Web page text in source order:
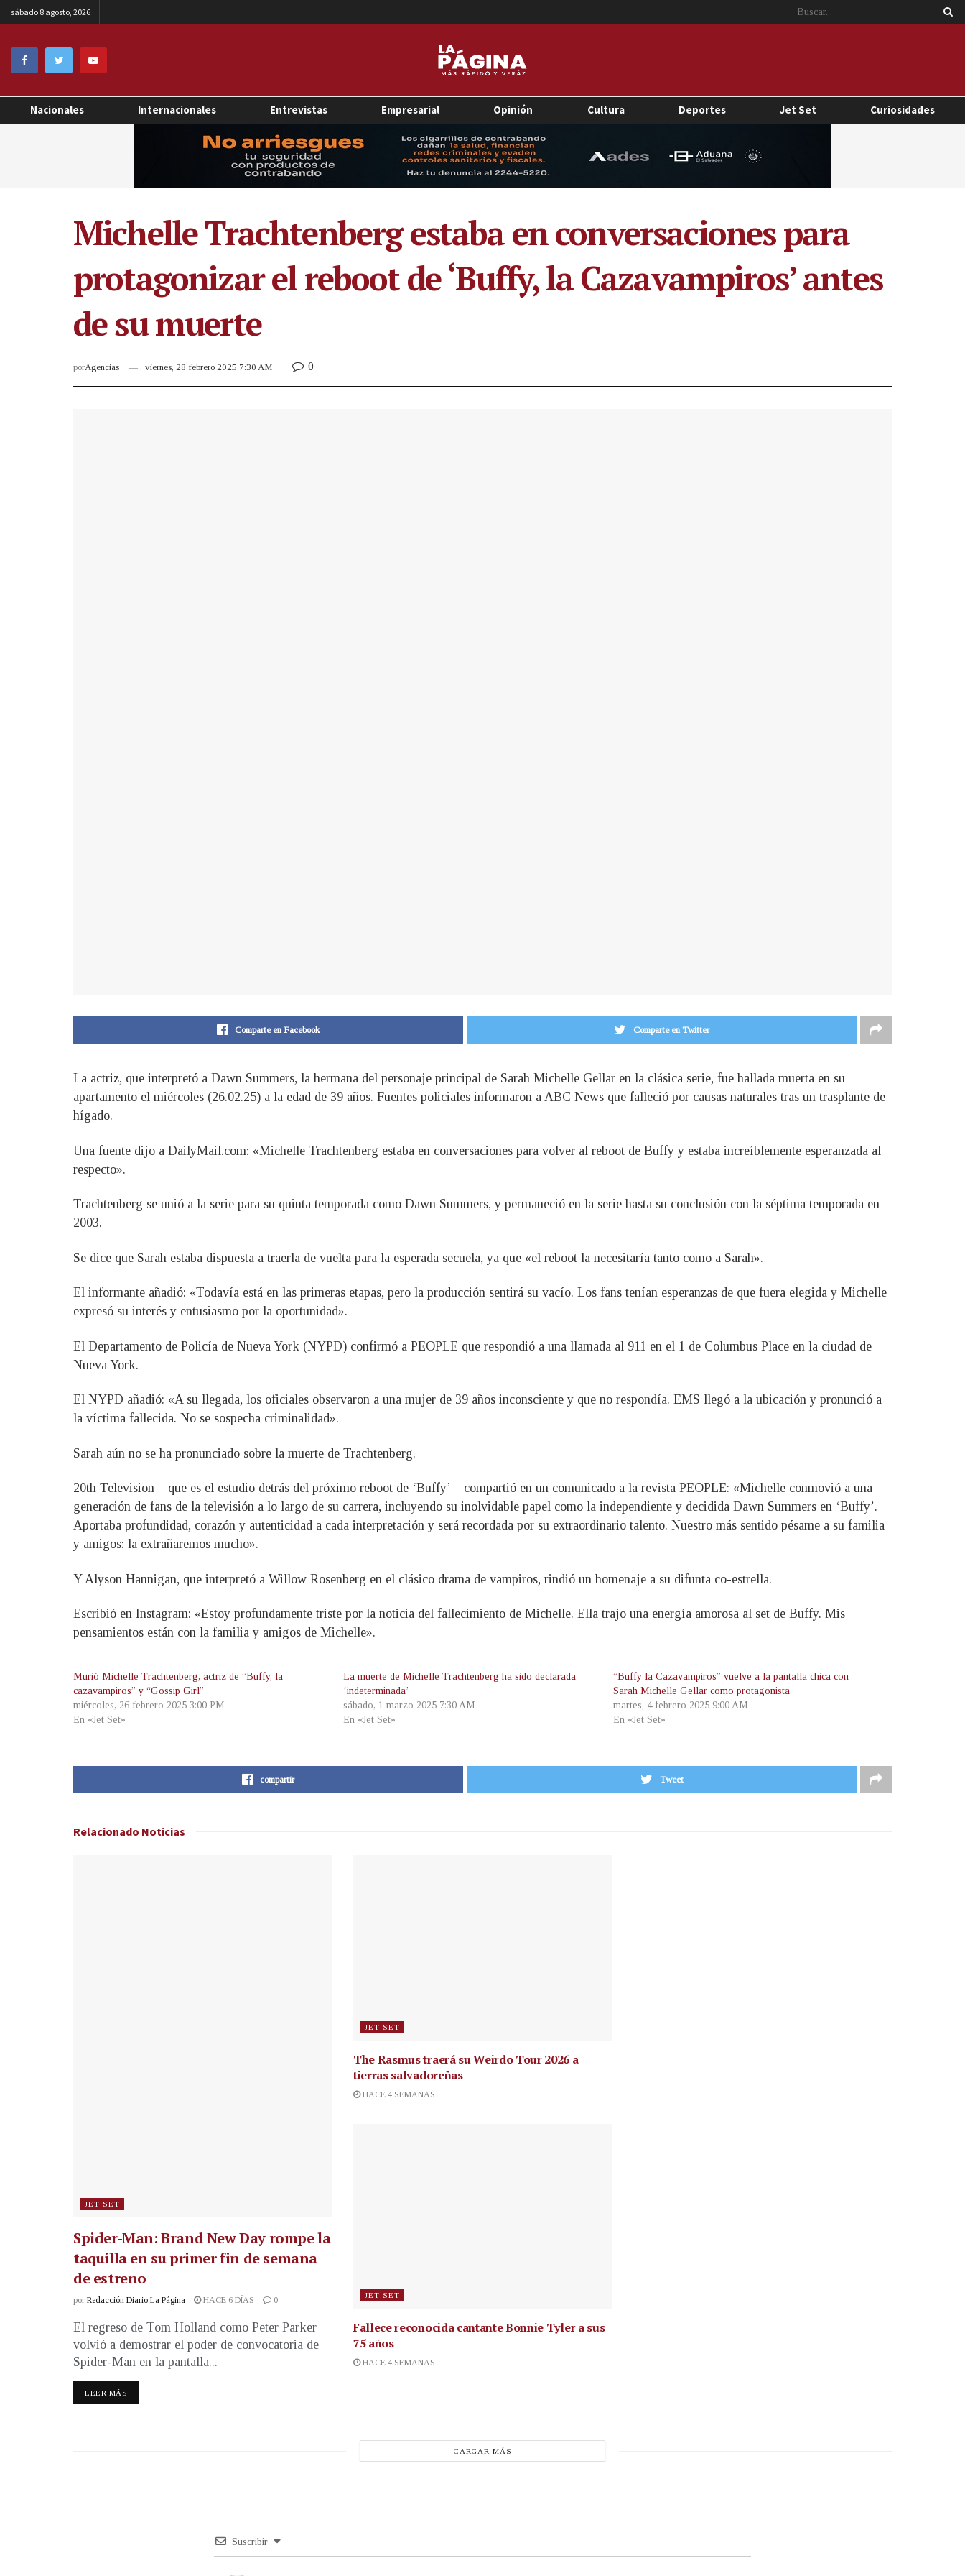
sábado 8 agosto, 2026
Nacionales Internacionales Entrevistas Empresarial Opinión Cultura Deportes Jet Set Curiosidades
Michelle Trachtenberg estaba en conversaciones para
protagonizar el reboot de ‘Buffy, la Cazavampiros’ antes
de su muerte
porAgencias viernes, 28 febrero 2025 7:30 AM 0
Comparte en Facebook Comparte en Twitter
La actriz, que interpretó a Dawn Summers, la hermana del personaje principal de Sarah Michelle Gellar en la clásica serie, fue hallada muerta en su
apartamento el miércoles (26.02.25) a la edad de 39 años. Fuentes policiales informaron a ABC News que falleció por causas naturales tras un trasplante de
hígado.
Una fuente dijo a DailyMail.com: «Michelle Trachtenberg estaba en conversaciones para volver al reboot de Buffy y estaba increíblemente esperanzada al
respecto».
Trachtenberg se unió a la serie para su quinta temporada como Dawn Summers, y permaneció en la serie hasta su conclusión con la séptima temporada en
2003.
Se dice que Sarah estaba dispuesta a traerla de vuelta para la esperada secuela, ya que «el reboot la necesitaría tanto como a Sarah».
El informante añadió: «Todavía está en las primeras etapas, pero la producción sentirá su vacío. Los fans tenían esperanzas de que fuera elegida y Michelle
expresó su interés y entusiasmo por la oportunidad».
El Departamento de Policía de Nueva York (NYPD) confirmó a PEOPLE que respondió a una llamada al 911 en el 1 de Columbus Place en la ciudad de
Nueva York.
El NYPD añadió: «A su llegada, los oficiales observaron a una mujer de 39 años inconsciente y que no respondía. EMS llegó a la ubicación y pronunció a
la víctima fallecida. No se sospecha criminalidad».
Sarah aún no se ha pronunciado sobre la muerte de Trachtenberg.
20th Television – que es el estudio detrás del próximo reboot de ‘Buffy’ – compartió en un comunicado a la revista PEOPLE: «Michelle conmovió a una
generación de fans de la televisión a lo largo de su carrera, incluyendo su inolvidable papel como la independiente y decidida Dawn Summers en ‘Buffy’.
Aportaba profundidad, corazón y autenticidad a cada interpretación y será recordada por su extraordinario talento. Nuestro más sentido pésame a su familia
y amigos: la extrañaremos mucho».
Y Alyson Hannigan, que interpretó a Willow Rosenberg en el clásico drama de vampiros, rindió un homenaje a su difunta co-estrella.
Escribió en Instagram: «Estoy profundamente triste por la noticia del fallecimiento de Michelle. Ella trajo una energía amorosa al set de Buffy. Mis
pensamientos están con la familia y amigos de Michelle».
Murió Michelle Trachtenberg, actriz de “Buffy, la
cazavampiros” y “Gossip Girl”
miércoles, 26 febrero 2025 3:00 PM
En «Jet Set»
La muerte de Michelle Trachtenberg ha sido declarada
‘indeterminada’
sábado, 1 marzo 2025 7:30 AM
En «Jet Set»
“Buffy la Cazavampiros” vuelve a la pantalla chica con
Sarah Michelle Gellar como protagonista
martes, 4 febrero 2025 9:00 AM
En «Jet Set»
compartir Tweet
Relacionado Noticias
JET SET
Spider-Man: Brand New Day rompe la
taquilla en su primer fin de semana
de estreno
por Redacción Diario La Página HACE 6 DÍAS 0
El regreso de Tom Holland como Peter Parker
volvió a demostrar el poder de convocatoria de
Spider-Man en la pantalla...
LEER MÁS
JET SET
The Rasmus traerá su Weirdo Tour 2026 a
tierras salvadoreñas
HACE 4 SEMANAS
JET SET
Fallece reconocida cantanteBonnie Tyler a sus
75 años
HACE 4 SEMANAS
CARGAR MÁS
Suscribir